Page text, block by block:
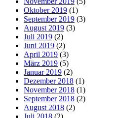
Oktober 2019 (1)
September 2019 (3)
August 2019 (3)
Juli 2019 (2)
Juni 2019 (2)
April 2019 (3)
März 2019 (5)
Januar 2019 (2)
Dezember 2018 (1)
November 2018 (1)
September 2018 (2)
August 2018 (2)
Juli 2018 (2)